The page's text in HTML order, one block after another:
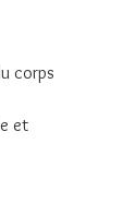
corps
et